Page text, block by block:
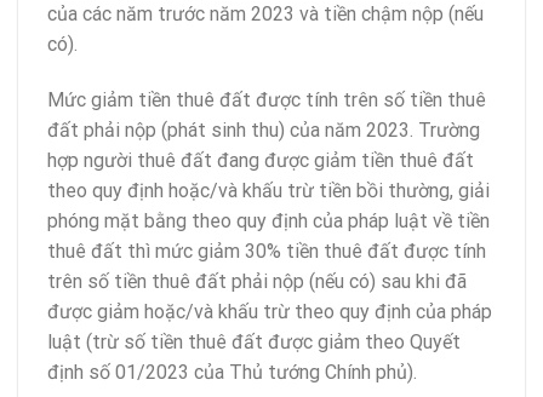
của các năm trước năm 2023 và tiền chậm nộp (nếu
có).
Mức giảm tiền thuê đất được tính trên số tiền thuê
đất phải nộp (phát sinh thu) của năm 2023. Trường
hợp người thuê đất đang được giảm tiền thuê đất
theo quy định hoặc/và khấu trừ tiền bồi thường, giải
phóng mặt bằng theo quy định của pháp luật về tiền
thuê đất thì mức giảm 30% tiền thuê đất được tính
trên số tiền thuê đất phải nộp (nếu có) sau khi đã
được giảm hoặc/và khấu trừ theo quy định của pháp
luật (trừ số tiền thuê đất được giảm theo Quyết
định số 01/2023 của Thủ tướng Chính phủ).